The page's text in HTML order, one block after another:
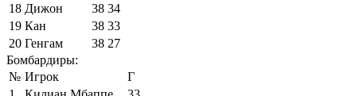
18 Дижон 38 34
19 Кан 38 33
20 Генгам 38 27
Бомбардиры:
№ Игрок
Г